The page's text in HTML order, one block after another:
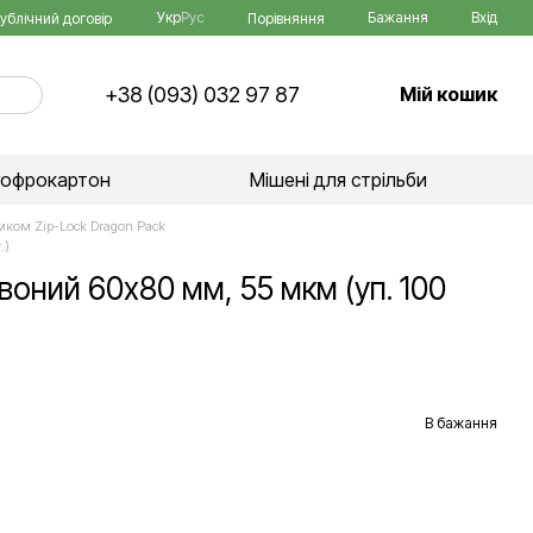
договір УкрРус Порівняння Бажання Вхід
+38 (093) 032 97 87 Мій кошик
Мішені для стрільби
Zip-Lock Dragon Pack
60х80 мм, 55 мкм (уп. 100
В бажання